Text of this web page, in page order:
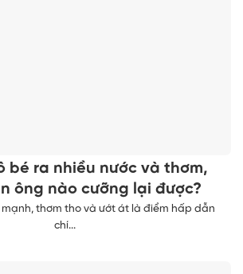
bé ra nhiều nước và thơm,
ông nào cưỡng lại được?
mạnh, thơm tho và ướt át là điểm hấp dẫn
chí...